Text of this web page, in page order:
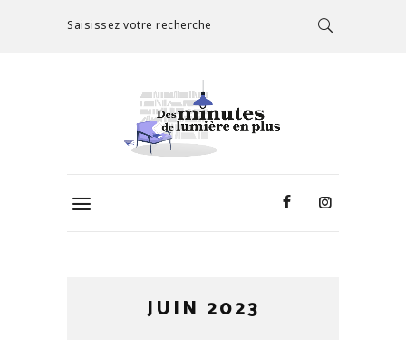
Saisissez votre recherche
JUIN 2023